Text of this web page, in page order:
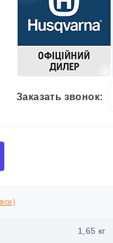
Заказать звонок:
1,65 кг